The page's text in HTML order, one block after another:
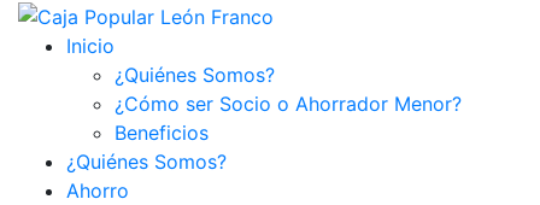
Inicio
¿Quiénes Somos?
¿Cómo ser Socio o Ahorrador Menor?
Beneficios
¿Quiénes Somos?
Ahorro